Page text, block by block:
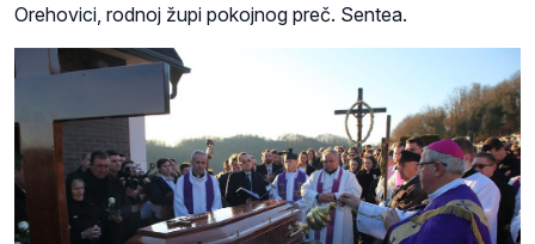
Orehovici, rodnoj župi pokojnog preč. Sentea.